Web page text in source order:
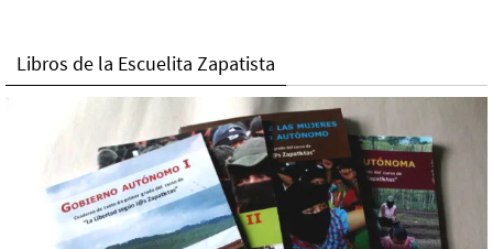
Libros de la Escuelita Zapatista